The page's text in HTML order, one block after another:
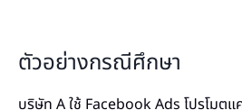
ตัวอย่างกรณีศึกษา
บริษัท A ใช้ Facebook Ads โปรโมต